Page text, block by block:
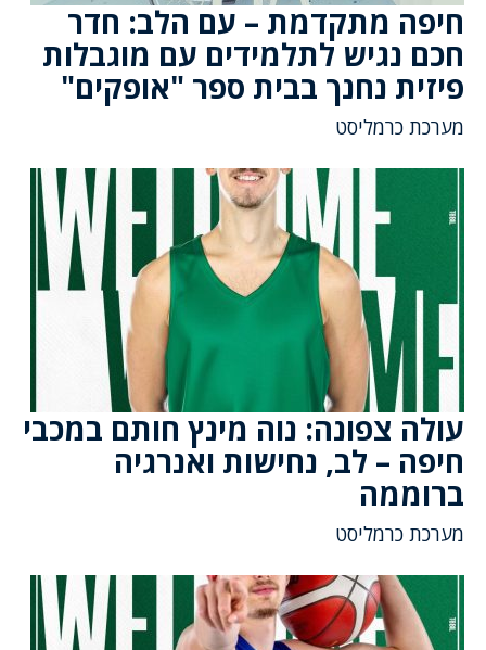
חיפה מתקדמת – עם הלב: חדר
חכם נגיש לתלמידים עם מוגבלות
פיזית נחנך בבית ספר "אופקים"
מערכת כרמליסט
עולה צפונה: נוה מינץ חותם במכבי
חיפה – לב, נחישות ואנרגיה
ברוממה
מערכת כרמליסט